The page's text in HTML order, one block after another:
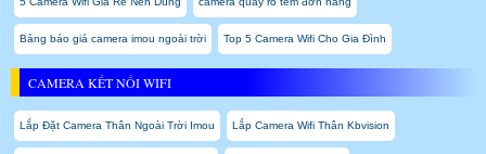
Bảng báo giá camera imou ngoài trời Top 5 Camera Wifi Cho Gia Đình
CAMERA KẾT NỐI WIFI
Lắp Đặt Camera Thân Ngoài Trời Imou Lắp Camera Wifi Thân Kbvision